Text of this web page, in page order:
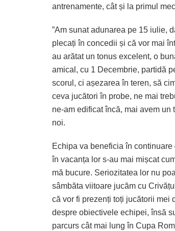
antrenamente, cât și la primul
”Am sunat adunarea pe 15 iulie,
plecați în concedii și că vor mai
au arătat un tonus excelent, o
amical, cu 1 Decembrie, partidă
scorul, ci așezarea în teren, să
ceva jucători în probe, ne mai
ne-am edificat încă, mai avem
noi.
Echipa va beneficia în
în vacanța lor s-au mai mișcat
mă bucure. Seriozitatea lor nu
sâmbăta viitoare jucăm cu
că vor fi prezenți toți jucătorii mei
despre obiectivele echipei, însă
parcurs cât mai lung în Cupa